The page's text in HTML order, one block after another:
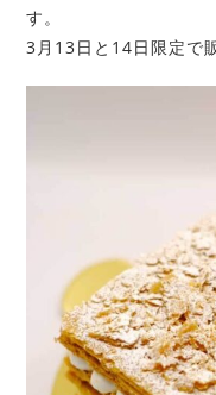
す。
3月13日と14日限定で